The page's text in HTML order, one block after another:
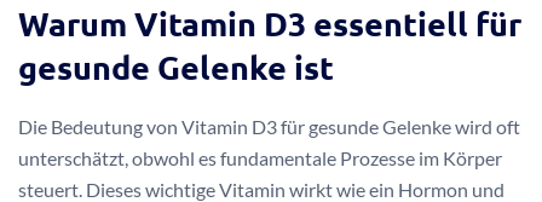
Warum Vitamin D3 essentiell für
gesunde Gelenke ist
Die Bedeutung von Vitamin D3 für gesunde Gelenke wird oft
unterschätzt, obwohl es fundamentale Prozesse im Körper
steuert. Dieses wichtige Vitamin wirkt wie ein Hormon und